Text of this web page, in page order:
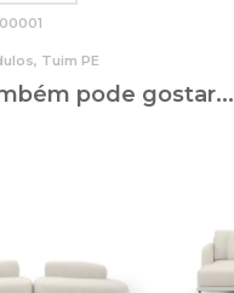
, Tuim PE
pode gostar...